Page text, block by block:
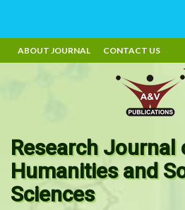
ABOUT JOURNAL CONTACT US
Research Journal
Humanities and
Sciences